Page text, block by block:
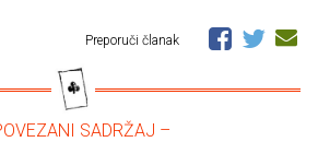
Preporuči članak
SADRŽAJ –